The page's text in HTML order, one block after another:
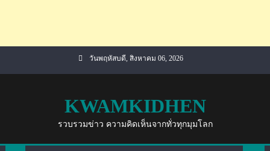
วันพฤหัสบดี, สิงหาคม 06, 2026
KWAMKIDHEN
รวบรวมข่าว ความคิดเห็นจากทั่วทุกมุมโลก